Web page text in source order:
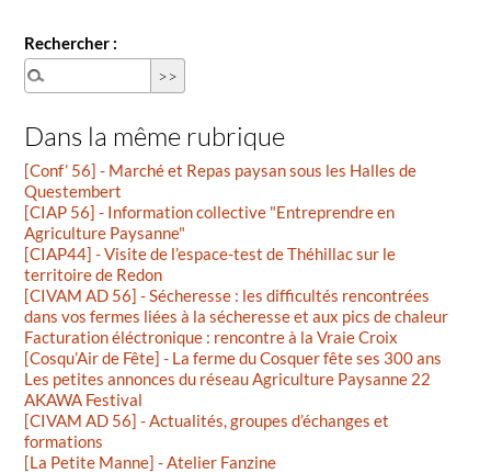
Rechercher :
Dans la même rubrique
[Conf’ 56] - Marché et Repas paysan sous les Halles de
Questembert
[CIAP 56] - Information collective "Entreprendre en
Agriculture Paysanne"
[CIAP44] - Visite de l’espace-test de Théhillac sur le
territoire de Redon
[CIVAM AD 56] - Sécheresse : les difficultés rencontrées
dans vos fermes liées à la sécheresse et aux pics de chaleur
Facturation éléctronique : rencontre à la Vraie Croix
[Cosqu’Air de Fête] - La ferme du Cosquer fête ses 300 ans
Les petites annonces du réseau Agriculture Paysanne 22
AKAWA Festival
[CIVAM AD 56] - Actualités, groupes d’échanges et
formations
[La Petite Manne] - Atelier Fanzine